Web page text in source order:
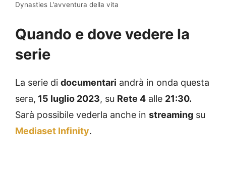
Dynasties L’avventura della vita
Quando e dove vedere la
serie
La serie di documentari andrà in onda questa
sera, 15 luglio 2023, su Rete 4 alle 21:30.
Sarà possibile vederla anche in streaming su
Mediaset Infinity.